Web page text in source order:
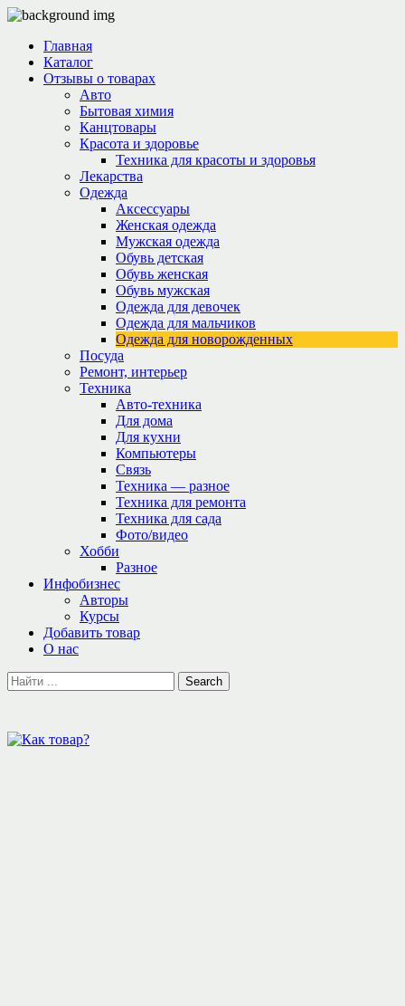
Главная
Каталог
Отзывы о товарах
Авто
Бытовая химия
Канцтовары
Красота и здоровье
Техника для красоты и здоровья
Лекарства
Одежда
Аксессуары
Женская одежда
Мужская одежда
Обувь детская
Обувь женская
Обувь мужская
Одежда для девочек
Одежда для мальчиков
Одежда для новорожденных
Посуда
Ремонт, интерьер
Техника
Авто-техника
Для дома
Для кухни
Компьютеры
Связь
Техника — разное
Техника для ремонта
Техника для сада
Фото/видео
Хобби
Разное
Инфобизнес
Авторы
Курсы
Добавить товар
О нас